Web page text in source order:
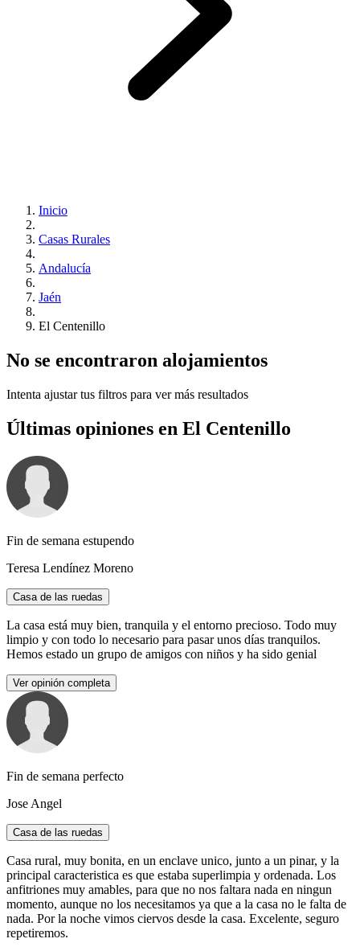
Inicio
Casas Rurales
Andalucía
Jaén
El Centenillo
No se encontraron alojamientos
Intenta ajustar tus filtros para ver más resultados
Últimas opiniones en El Centenillo
Fin de semana estupendo
Teresa Lendínez Moreno
Casa de las ruedas
La casa está muy bien, tranquila y el entorno precioso. Todo muy
limpio y con todo lo necesario para pasar unos días tranquilos.
Hemos estado un grupo de amigos con niños y ha sido genial
Ver opinión completa
Fin de semana perfecto
Jose Angel
Casa de las ruedas
Casa rural, muy bonita, en un enclave unico, junto a un pinar, y la
principal caracteristica es que estaba superlimpia y ordenada. Los
anfitriones muy amables, para que no nos faltara nada en ningun
momento, aunque no los necesitamos ya que a la casa no le falta de
nada. Por la noche vimos ciervos desde la casa. Excelente, seguro
repetiremos.